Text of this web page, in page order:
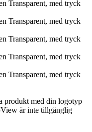
produkt med din logotyp
är inte tillgänglig